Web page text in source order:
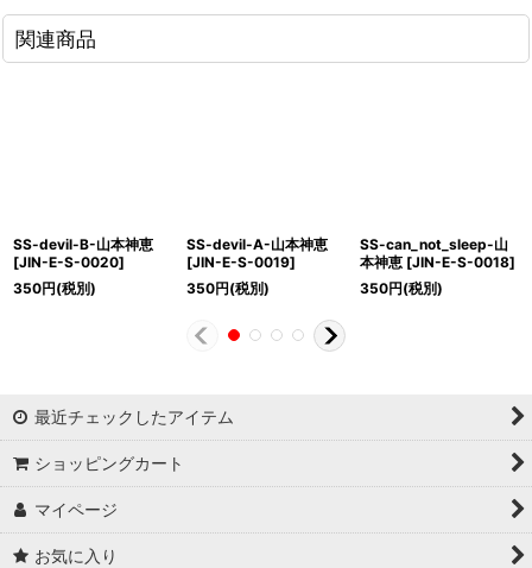
関連商品
SS-devil-B-山本神恵
[JIN-E-S-0020]
350円(税別)
SS-devil-A-山本神恵
[JIN-E-S-0019]
350円(税別)
SS-can_not_sleep-山
本神恵 [JIN-E-S-0018]
350円(税別)
最近チェックしたアイテム
ショッピングカート
マイページ
お気に入り